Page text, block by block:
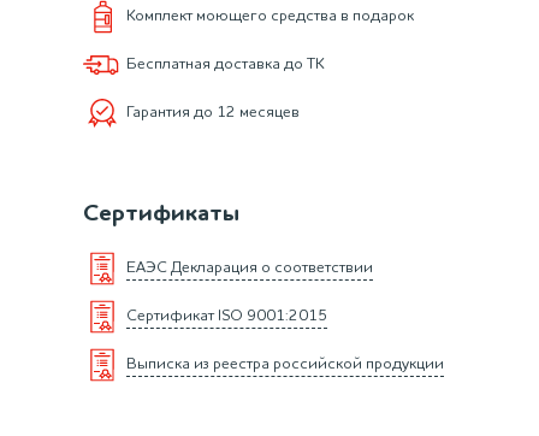
Комплект моющего средства в подарок
Бесплатная доставка до ТК
Гарантия до 12 месяцев
Сертификаты
ЕАЭС Декларация о соответствии
Сертификат ISO 9001:2015
Выписка из реестра российской продукции